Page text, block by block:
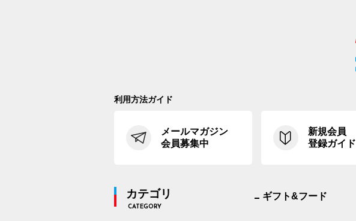
利用方法ガイド
メールマガジン
会員募集中
新規会員
登録ガイド
カテゴリ
CATEGORY
ギフト&フード